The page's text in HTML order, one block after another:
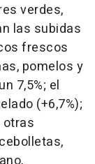
verdes,
las subidas
frescos
pomelos y
7,5%; el
(+6,7%);
otras